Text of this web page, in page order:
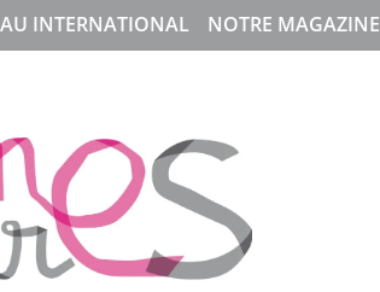
INTERNATIONAL NOTRE MAGAZINE